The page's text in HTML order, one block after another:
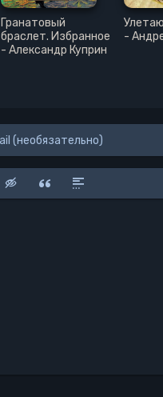
Гранатовый
браслет. Избранное
- Александр Куприн
-